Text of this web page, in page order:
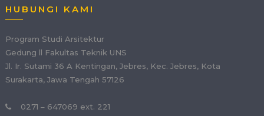
HUBUNGI KAMI
Program Studi Arsitektur
Gedung ll Fakultas Teknik UNS
Jl. Ir. Sutami 36 A Kentingan, Jebres, Kec. Jebres, Kota
Surakarta, Jawa Tengah 57126
0271 – 647069 ext. 221